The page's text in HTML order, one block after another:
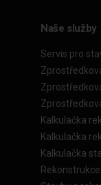
Naše služby
Servis pro
Kalkulačka
Kalkulačka
Kalkulačka